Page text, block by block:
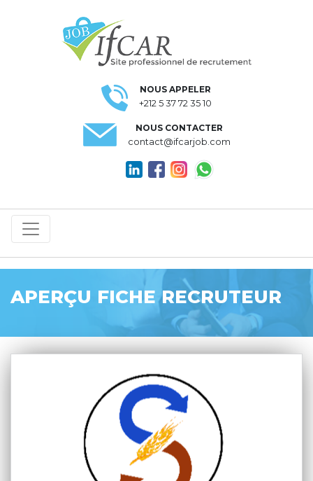
NOUS APPELER
+212 5 37 72 35 10
NOUS CONTACTER
contact@ifcarjob.com
APERÇU FICHE RECRUTEUR